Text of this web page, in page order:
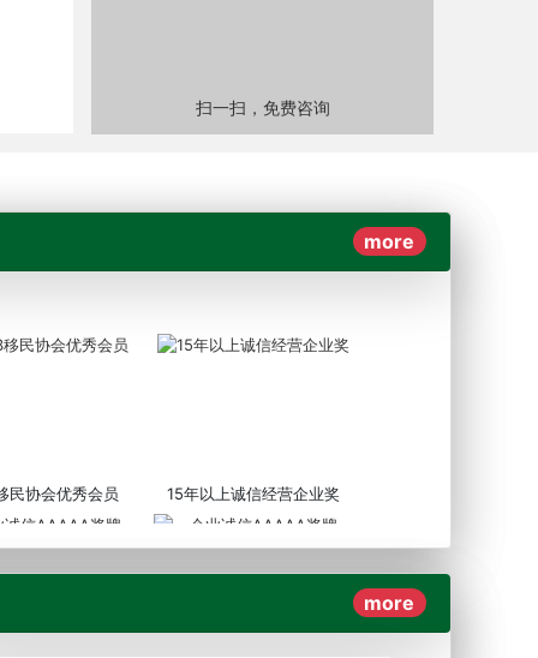
扫一扫，免费咨询
more
民协会优秀会员 15年以上诚信经营企业奖
more